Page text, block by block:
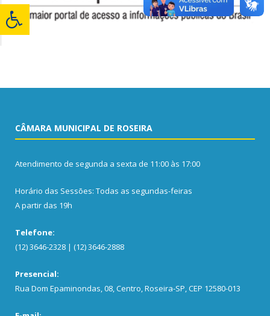
CÂMARA MUNICIPAL DE ROSEIRA
Atendimento de segunda a sexta de 11:00 às 17:00
Horário das Sessões: Todas as segundas-feiras
A partir das 19h
Telefone:
(12) 3646-2328 | (12) 3646-2888
Presencial:
Rua Dom Epaminondas, 08, Centro, Roseira-SP, CEP 12580-013